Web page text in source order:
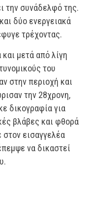
την συνάδελφό της.
δύο ενεργειακά
τρέχοντας.
μετά από λίγη
του
στην περιοχή και
την 28χρονη,
δικογραφία για
βλάβες και φθορά
στον εισαγγελέα
να δικαστεί